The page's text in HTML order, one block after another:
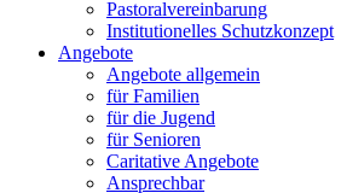
Pastoralvereinbarung
Institutionelles Schutzkonzept
Angebote
Angebote allgemein
für Familien
für die Jugend
für Senioren
Caritative Angebote
Ansprechbar